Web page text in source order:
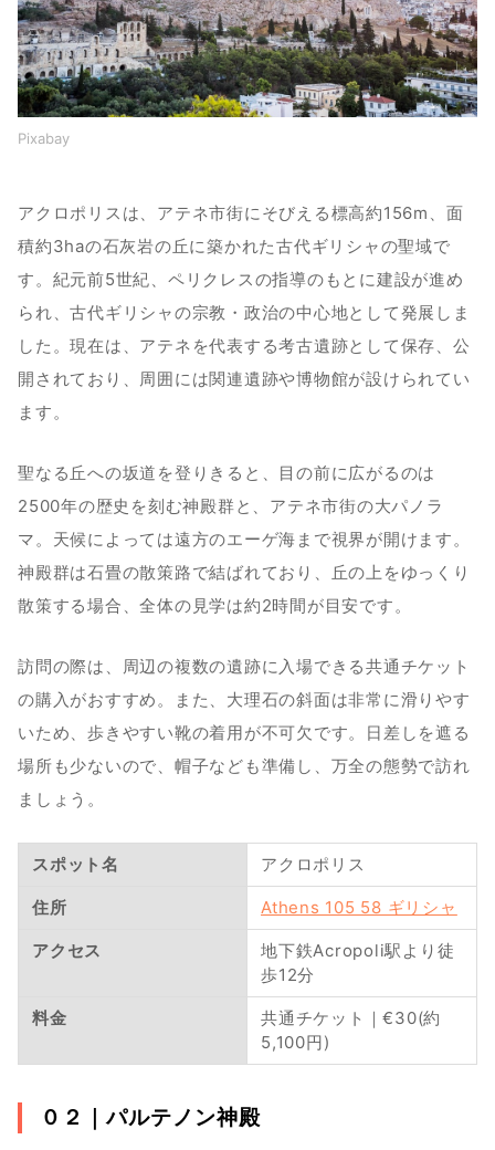
Pixabay
アクロポリスは、アテネ市街にそびえる標高約156m、面
積約3haの石灰岩の丘に築かれた古代ギリシャの聖域で
す。紀元前5世紀、ペリクレスの指導のもとに建設が進め
られ、古代ギリシャの宗教・政治の中心地として発展しま
した。現在は、アテネを代表する考古遺跡として保存、公
開されており、周囲には関連遺跡や博物館が設けられてい
ます。
聖なる丘への坂道を登りきると、目の前に広がるのは
2500年の歴史を刻む神殿群と、アテネ市街の大パノラ
マ。天候によっては遠方のエーゲ海まで視界が開けます。
神殿群は石畳の散策路で結ばれており、丘の上をゆっくり
散策する場合、全体の見学は約2時間が目安です。
訪問の際は、周辺の複数の遺跡に入場できる共通チケット
の購入がおすすめ。また、大理石の斜面は非常に滑りやす
いため、歩きやすい靴の着用が不可欠です。日差しを遮る
場所も少ないので、帽子なども準備し、万全の態勢で訪れ
ましょう。
スポット名 アクロポリス
住所 Athens 105 58 ギリシャ
アクセス
地下鉄Acropoli駅より徒
歩12分
料金
共通チケット｜€30(約
5,100円)
０２｜パルテノン神殿